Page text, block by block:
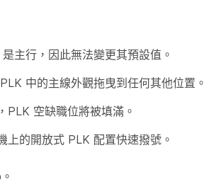
主行，因此無法變更其預設值。
中的主線外觀拖曳到任何其他位置。
PLK 空缺職位將被填滿。
上的開放式 PLK 配置快速撥號。